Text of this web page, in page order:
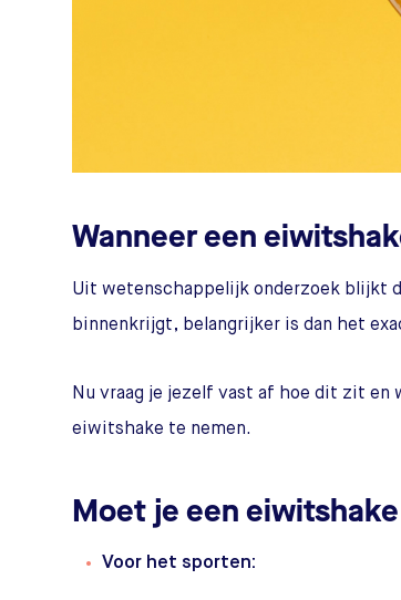
Wanneer een
Uit wetenschappelijk onderzoek blijkt
binnenkrijgt, belangrijker is dan het
Nu vraag je jezelf vast af hoe dit zit en
eiwitshake te nemen.
Moet je een
Voor het sporten: